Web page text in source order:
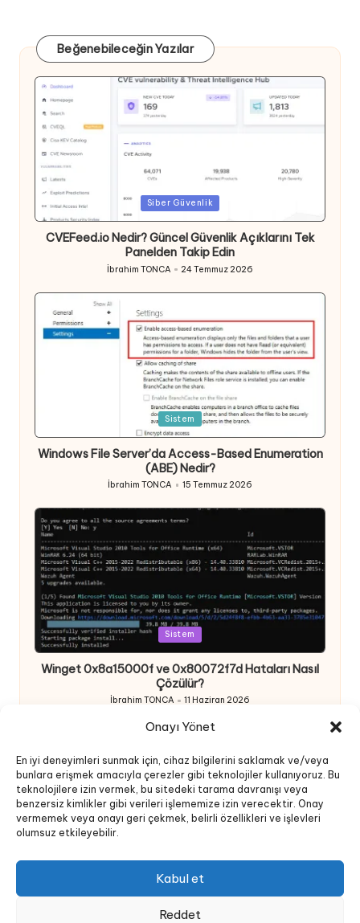
Onayı Yönet
En iyi deneyimleri sunmak için, cihaz bilgilerini saklamak ve/veya
bunlara erişmek amacıyla çerezler gibi teknolojiler kullanıyoruz. Bu
teknolojilere izin vermek, bu sitedeki tarama davranışı veya
benzersiz kimlikler gibi verileri işlememize izin verecektir. Onay
vermemek veya onayı geri çekmek, belirli özellikleri ve işlevleri
olumsuz etkileyebilir.
Kabul et
Reddet
Beğenebileceğin Yazılar
Posted
in
Siber Güvenlik
CVEFeed.io Nedir? Güncel Güvenlik Açıklarını Tek
Panelden Takip Edin
Posted
İbrahim TONCA 24 Temmuz 2026
in
Sistem
Windows File Server’da Access-Based Enumeration
(ABE) Nedir?
Posted
by
İbrahim TONCA 15 Temmuz 2026
Posted
in
Sistem
Winget 0x8a15000f ve 0x80072f7d Hataları Nasıl
Çözülür?
İbrahim TONCA 11 Haziran 2026
File Server Detaylı Analiz ve Raporlama Scripti